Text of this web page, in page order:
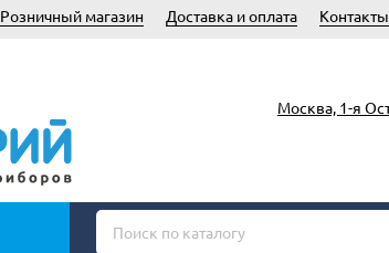
Розничный магазин Доставка и оплата
Москва, 1-я